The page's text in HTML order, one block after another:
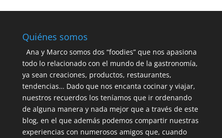
Quiénes somos
Ana y Marco somos dos “foodies” que nos apasiona
todo lo relacionado con el mundo de la gastronomía,
ya sean creaciones, productos, restaurantes,
tendencias… Dado que nos encanta cocinar y viajar,
nuestros recuerdos los teníamos que ir ordenando
de alguna manera y nada mejor que a través de este
blog, en el que además podemos compartir nuestras
experiencias con numerosos amigos que, cuando